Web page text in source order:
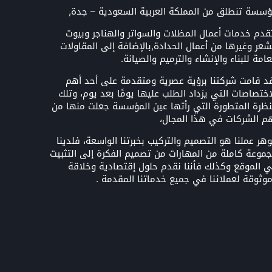
تنطلق من المملكة العربية السعودية – جدة,
خدمات أعمال المظلات والسواتر والهناجر وبيوت
وغيرها من أعمال الحدادة,بالإضافة إلى المقاولات
للبناء والإنشاء والترميم والصيانة.
قامت شركتنا برؤية عصرية ومتقدمة على أحد أهم
التي يزداد الطلب عليها يومًا بعد يوم، وتلك
المتطورة التي رأتها عين المؤسسة جعلت منها من
الشركات في هذا المجال،
عملنا هو التصميم والتركيب بخبرتنا الواسعة، فلدينا
كاملة من المهارات من تصميم الفكرة إلى التثبيت
الموقع وكذلك فأننا نقدم حلول إقتصادية وخلاقة
لعملائنا في جميع خدماتنا المقدمة .